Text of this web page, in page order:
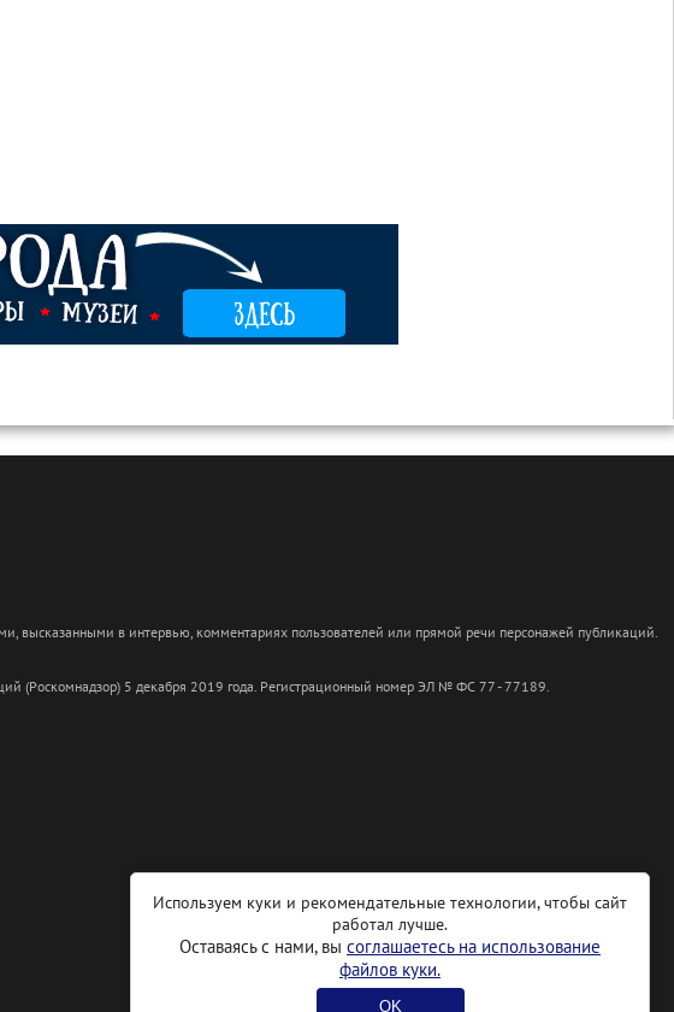
высказанными в интервью, комментариях пользователей или прямой речи персонажей публикаций.
(Роскомнадзор) 5 декабря 2019 года. Регистрационный номер ЭЛ № ФС 77 - 77189.
Используем куки и рекомендательные технологии, чтобы сайт
работал лучше.
Оставаясь с нами, вы соглашаетесь на использование
файлов куки.
OK